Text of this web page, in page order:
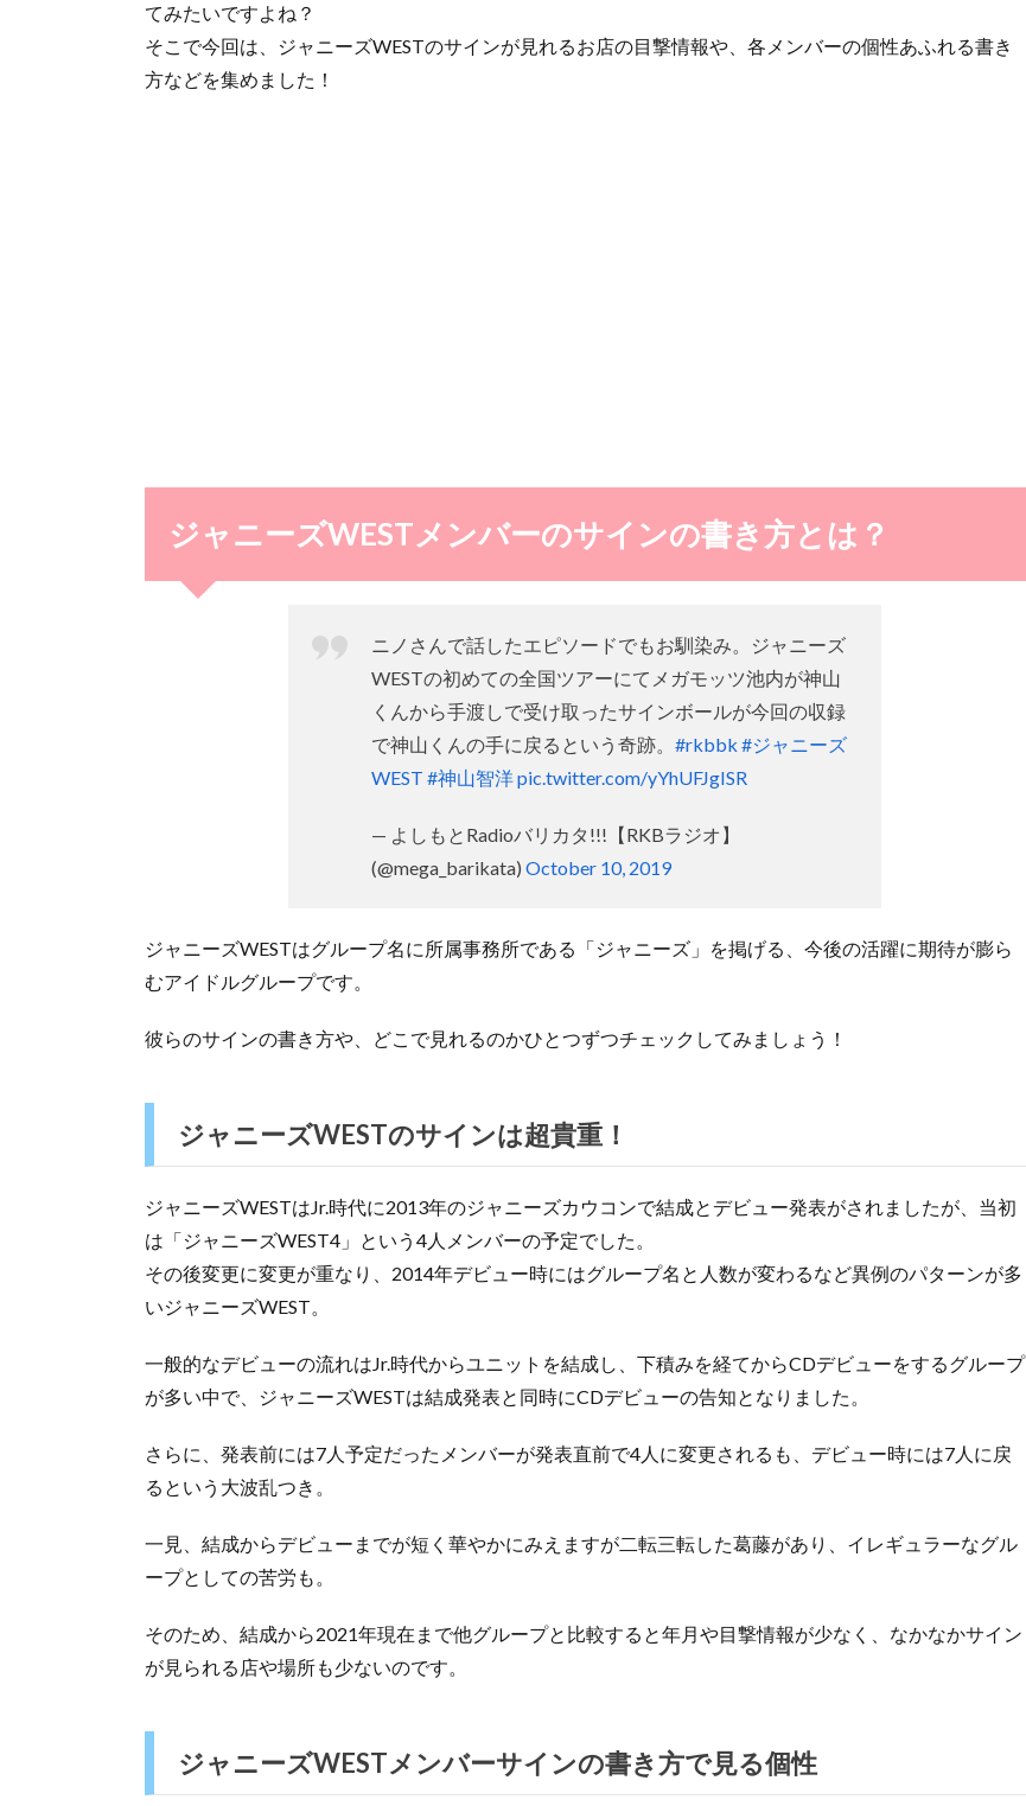
てみたいですよね？
そこで今回は、ジャニーズWESTのサインが見れるお店の目撃情報や、各メンバーの個性あふれる書き
方などを集めました！
ジャニーズWESTメンバーのサインの書き方とは？
ニノさんで話したエピソードでもお馴染み。ジャニーズ
WESTの初めての全国ツアーにてメガモッツ池内が神山
くんから手渡しで受け取ったサインボールが今回の収録
で神山くんの手に戻るという奇跡。#rkbbk #ジャニーズ
WEST #神山智洋pic.twitter.com/yYhUFJgISR
— よしもとRadioバリカタ!!!【RKBラジオ】
(@mega_barikata)October 10, 2019
ジャニーズWESTはグループ名に所属事務所である「ジャニーズ」を掲げる、今後の活躍に期待が膨ら
むアイドルグループです。
彼らのサインの書き方や、どこで見れるのかひとつずつチェックしてみましょう！
ジャニーズWESTのサインは超貴重！
ジャニーズWESTはJr.時代に2013年のジャニーズカウコンで結成とデビュー発表がされましたが、当初
は「ジャニーズWEST4」という4人メンバーの予定でした。
その後変更に変更が重なり、2014年デビュー時にはグループ名と人数が変わるなど異例のパターンが多
いジャニーズWEST。
一般的なデビューの流れはJr.時代からユニットを結成し、下積みを経てからCDデビューをするグループ
が多い中で、ジャニーズWESTは結成発表と同時にCDデビューの告知となりました。
さらに、発表前には7人予定だったメンバーが発表直前で4人に変更されるも、デビュー時には7人に戻
るという大波乱つき。
一見、結成からデビューまでが短く華やかにみえますが二転三転した葛藤があり、イレギュラーなグル
ープとしての苦労も。
そのため、結成から2021年現在まで他グループと比較すると年月や目撃情報が少なく、なかなかサイン
が見られる店や場所も少ないのです。
ジャニーズWESTメンバーサインの書き方で見る個性